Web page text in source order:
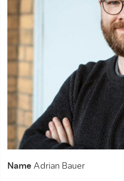
Name Adrian Bauer